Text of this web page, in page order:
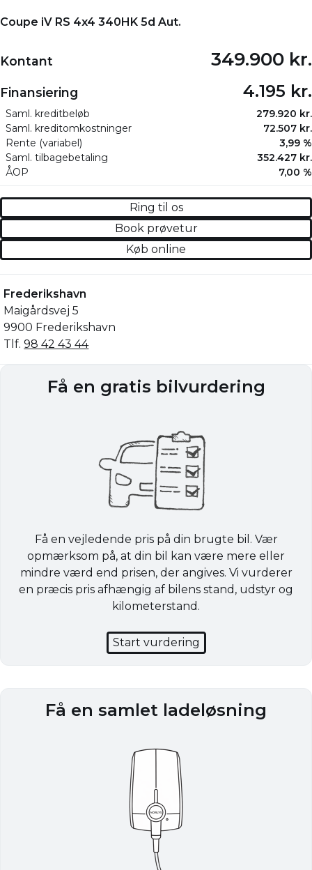
Coupe iV RS 4x4 340HK 5d Aut.
Kontant 349.900 kr.
Finansiering 4.195 kr.
Saml. kreditbeløb
279.920 kr.
Saml. kreditomkostninger
72.507 kr.
Rente (variabel)
3,99 %
Saml. tilbagebetaling
352.427 kr.
ÅOP
7,00 %
Ring til os
Book prøvetur
Køb online
Frederikshavn
Maigårdsvej 5
9900 Frederikshavn
Tlf.98 42 43 44
Få en gratis bilvurdering
Få en vejledende pris på din brugte bil. Vær
opmærksom på, at din bil kan være mere eller
mindre værd end prisen, der angives. Vi vurderer
en præcis pris afhængig af bilens stand, udstyr og
kilometerstand.
Start vurdering
Få en samlet ladeløsning